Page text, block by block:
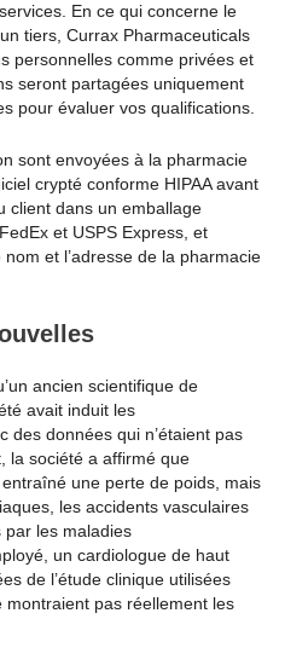
En ce qui concerne le
tiers, Currax Pharmaceuticals
personnelles comme privées et
seront partagées uniquement
pour évaluer vos qualifications.
sont envoyées à la pharmacie
crypté conforme HIPAA avant
client dans un emballage
et USPS Express, et
et l’adresse de la pharmacie
ancien scientifique de
avait induit les
des données qui n’étaient pas
la société a affirmé que
une perte de poids, mais
les accidents vasculaires
par les maladies
un cardiologue de haut
de l’étude clinique utilisées
pas réellement les